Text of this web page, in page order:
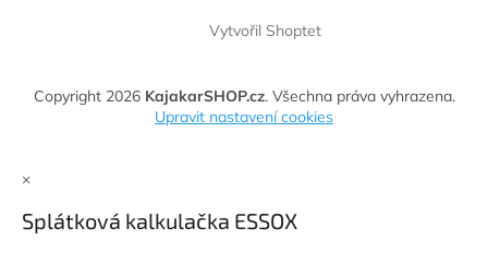
Vytvořil Shoptet
Copyright 2026 KajakarSHOP.cz. Všechna práva vyhrazena.
Upravit nastavení cookies
×
Splátková kalkulačka ESSOX